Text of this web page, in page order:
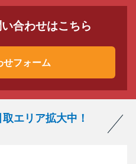
合わせはこちら
せフォーム
エリア拡大中！